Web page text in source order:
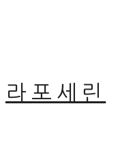
라포세린